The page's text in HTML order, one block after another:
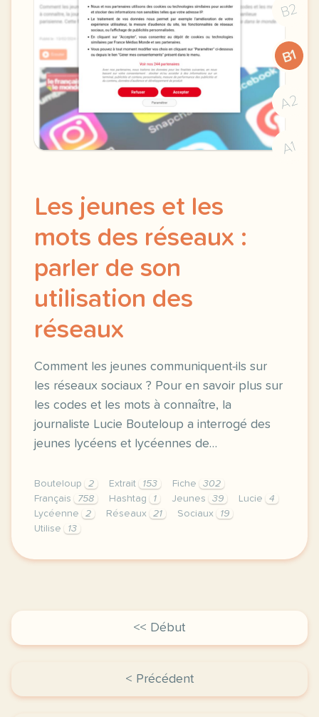
B2
B1
A2
A1
Les jeunes et les
mots des réseaux :
parler de son
utilisation des
réseaux
Comment les jeunes communiquent-ils sur
les réseaux sociaux ? Pour en savoir plus sur
les codes et les mots à connaître, la
journaliste Lucie Bouteloup a interrogé des
jeunes lycéens et lycéennes de…
Bouteloup 2 Extrait 153 Fiche
302
Français
758 Hashtag 1 Jeunes 39 Lucie
4
Lycéenne
2 Réseaux 21 Sociaux
19
Utilise
13
fiche a2 les jeunes et les mots des reseaux
<< Début
< Précédent